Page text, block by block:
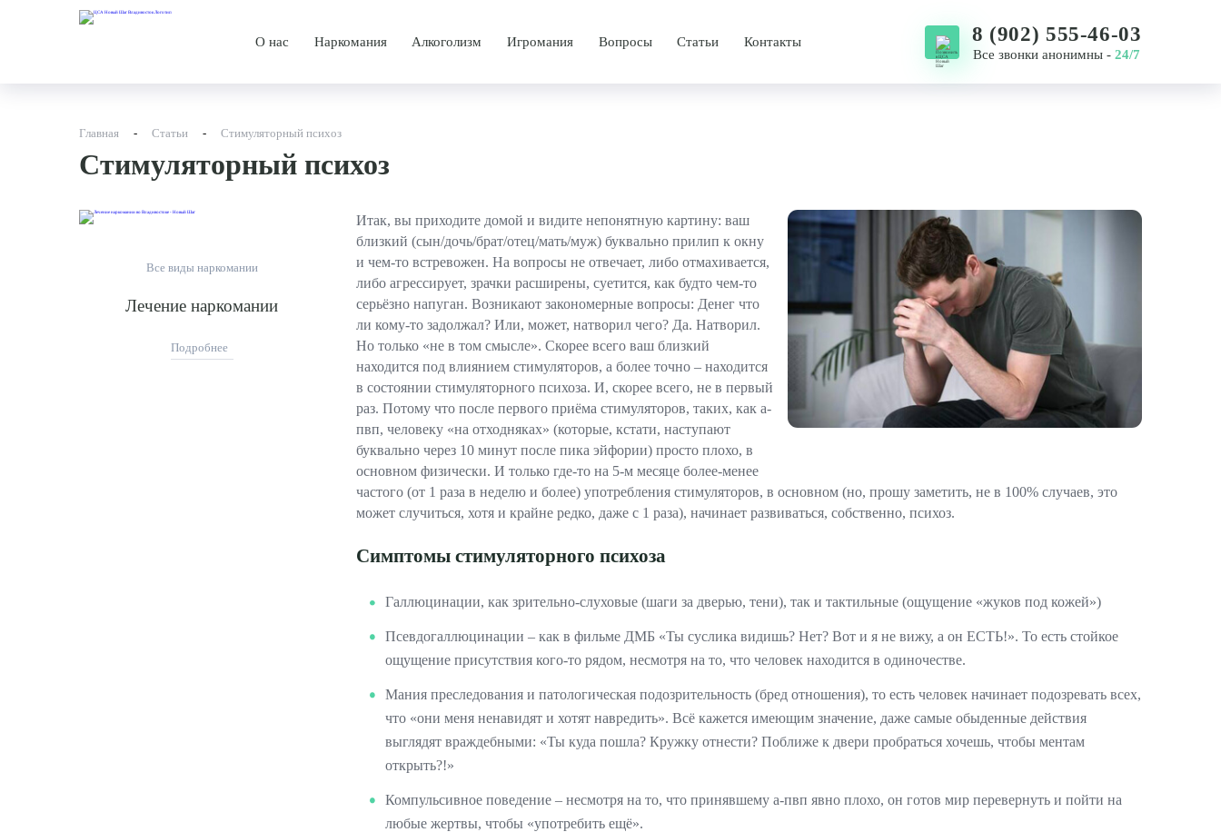
О нас
Новости
Специалисты
Дипломы и сертификаты
Наркомания
Методы лечения
Алкоголизм
Лечение винного алкоголизма
Лечение хронического алкоголизма
Лечение старческого алкоголизма
Амбулаторное лечение алкоголизма
Лечение алкоголизма без кодировки
Реабилитационный центр для алкоголиков
Психологическая помощь родственникам алкоголиков
Игромания Вопросы Статьи Контакты 8 (902) 555-46-03
Все звонки анонимны -24/7
Главная - Статьи - Стимуляторный психоз
Стимуляторный психоз
Все виды наркомании
Лечение наркомании
Подробнее
Итак, вы приходите домой и видите непонятную картину: ваш
близкий (сын/дочь/брат/отец/мать/муж) буквально прилип к окну
и чем-то встревожен. На вопросы не отвечает, либо отмахивается,
либо агрессирует, зрачки расширены, суетится, как будто чем-то
серьёзно напуган. Возникают закономерные вопросы: Денег что
ли кому-то задолжал? Или, может, натворил чего? Да. Натворил.
Но только «не в том смысле». Скорее всего ваш близкий
находится под влиянием стимуляторов, а более точно – находится
в состоянии стимуляторного психоза. И, скорее всего, не в первый
раз. Потому что после первого приёма стимуляторов, таких, как а-
пвп, человеку «на отходняках» (которые, кстати, наступают
буквально через 10 минут после пика эйфории) просто плохо, в
основном физически. И только где-то на 5-м месяце более-менее
частого (от 1 раза в неделю и более) употребления стимуляторов, в основном (но, прошу заметить, не в 100% случаев, это
может случиться, хотя и крайне редко, даже с 1 раза), начинает развиваться, собственно, психоз.
Симптомы стимуляторного психоза
Галлюцинации, как зрительно-слуховые (шаги за дверью, тени), так и тактильные (ощущение «жуков под кожей»)
Псевдогаллюцинации – как в фильме ДМБ «Ты суслика видишь? Нет? Вот и я не вижу, а он ЕСТЬ!». То есть стойкое
ощущение присутствия кого-то рядом, несмотря на то, что человек находится в одиночестве.
Мания преследования и патологическая подозрительность (бред отношения), то есть человек начинает подозревать всех,
что «они меня ненавидят и хотят навредить». Всё кажется имеющим значение, даже самые обыденные действия
выглядят враждебными: «Ты куда пошла? Кружку отнести? Поближе к двери пробраться хочешь, чтобы ментам
открыть?!»
Компульсивное поведение – несмотря на то, что принявшему а-пвп явно плохо, он готов мир перевернуть и пойти на
любые жертвы, чтобы «употребить ещё».